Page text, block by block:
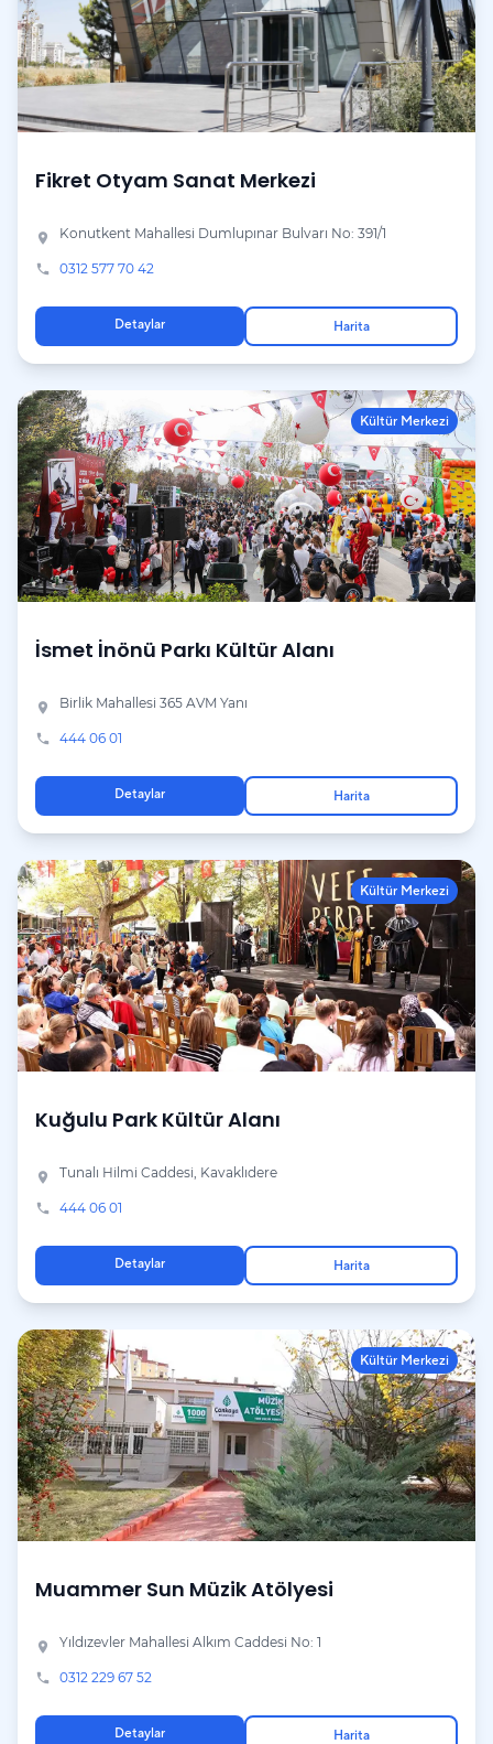
Fikret Otyam Sanat Merkezi
place Konutkent Mahallesi Dumlupınar Bulvarı No: 391/1
phone 0312 577 70 42
Detaylar Harita
Kültür Merkezi
İsmet İnönü Parkı Kültür Alanı
place Birlik Mahallesi 365 AVM Yanı
phone 444 06 01
Detaylar Harita
Kültür Merkezi
Kuğulu Park Kültür Alanı
place Tunalı Hilmi Caddesi, Kavaklıdere
phone 444 06 01
Detaylar Harita
Kültür Merkezi
Muammer Sun Müzik Atölyesi
place Yıldızevler Mahallesi Alkım Caddesi No: 1
phone 0312 229 67 52
Detaylar Harita